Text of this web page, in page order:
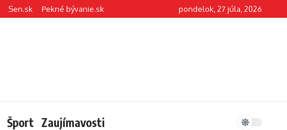
Sen.sk Pekné bývanie.sk pondelok, 27 júla, 2026
Šport Zaujímavosti